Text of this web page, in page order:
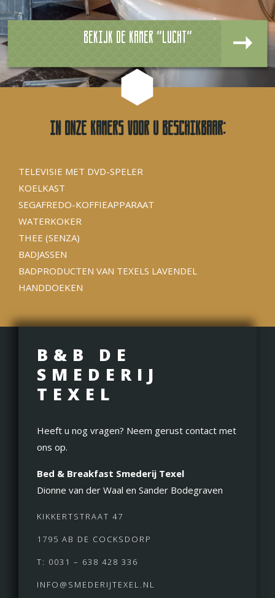
Bekijk de kamer "Lucht"
In onze kamers voor u beschikbaar:
TELEVISIE MET DVD-SPELER
KOELKAST
SEGAFREDO-KOFFIEAPPARAAT
WATERKOKER
THEE (SENZA)
BADJASSEN
BADPRODUCTEN VAN TEXELS LAVENDEL
HANDDOEKEN
B&B DE
SMEDERIJ
TEXEL
Heeft u nog vragen? Neem gerust contact met
ons op.
Bed & Breakfast Smederij Texel
Dionne van der Waal en Sander Bodegraven
KIKKERTSTRAAT 47
1795 AB DE COCKSDORP
T: 0031 – 638 428 336
INFO@SMEDERIJTEXEL.NL